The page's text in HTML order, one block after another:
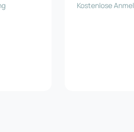
Sperimentali
Kostenlose